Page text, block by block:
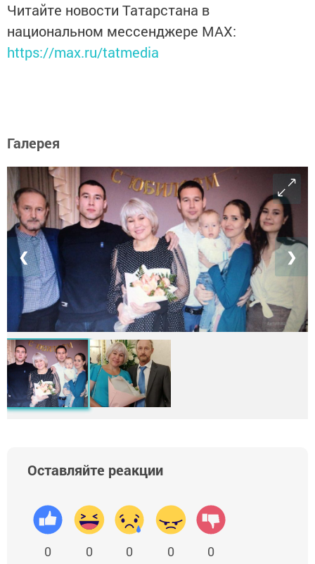
Читайте новости Татарстана в
национальном мессенджере MАХ:
https://max.ru/tatmedia
Галерея
❮ ❯
Оставляйте реакции
0 0 0 0 0